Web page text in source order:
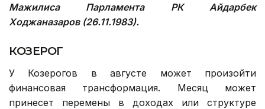
Мажилиса Парламента РК Айдарбек
Ходжаназаров (26.11.1983).
КОЗЕРОГ
У Козерогов в августе может произойти
финансовая трансформация. Месяц может
принесет перемены в доходах или структуре